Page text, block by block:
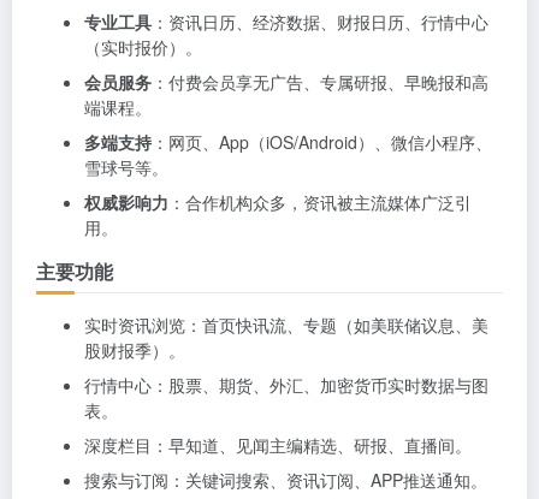
专业工具 ：资讯日历、经济数据、财报日历、行情中心
（实时报价）。
会员服务 ：付费会员享无广告、专属研报、早晚报和高
端课程。
多端支持 ：网页、App（iOS/Android）、微信小程序、
雪球号等。
权威影响力 ：合作机构众多，资讯被主流媒体广泛引
用。
主要功能
实时资讯浏览：首页快讯流、专题（如美联储议息、美
股财报季）。
行情中心：股票、期货、外汇、加密货币实时数据与图
表。
深度栏目：早知道、见闻主编精选、研报、直播间。
搜索与订阅：关键词搜索、资讯订阅、APP推送通知。